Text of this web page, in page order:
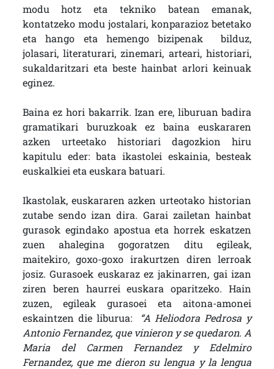
modu hotz eta tekniko batean emanak,
kontatzeko modu jostalari, konparazioz betetako
eta hango eta hemengo bizipenak bilduz,
jolasari, literaturari, zinemari, arteari, historiari,
sukaldaritzari eta beste hainbat arlori keinuak
eginez.
Baina ez hori bakarrik. Izan ere, liburuan badira
gramatikari buruzkoak ez baina euskararen
azken urteetako historiari dagozkion hiru
kapitulu eder: bata ikastolei eskainia, besteak
euskalkiei eta euskara batuari.
Ikastolak, euskararen azken urteotako historian
zutabe sendo izan dira. Garai zailetan hainbat
gurasok egindako apostua eta horrek eskatzen
zuen ahalegina gogoratzen ditu egileak,
maitekiro, goxo-goxo irakurtzen diren lerroak
josiz. Gurasoek euskaraz ez jakinarren, gai izan
ziren beren haurrei euskara oparitzeko. Hain
zuzen, egileak gurasoei eta aitona-amonei
eskaintzen die liburua: “A Heliodora Pedrosa y
Antonio Fernandez, que vinieron y se quedaron. A
Maria del Carmen Fernandez y Edelmiro
Fernandez, que me dieron su lengua y la lengua